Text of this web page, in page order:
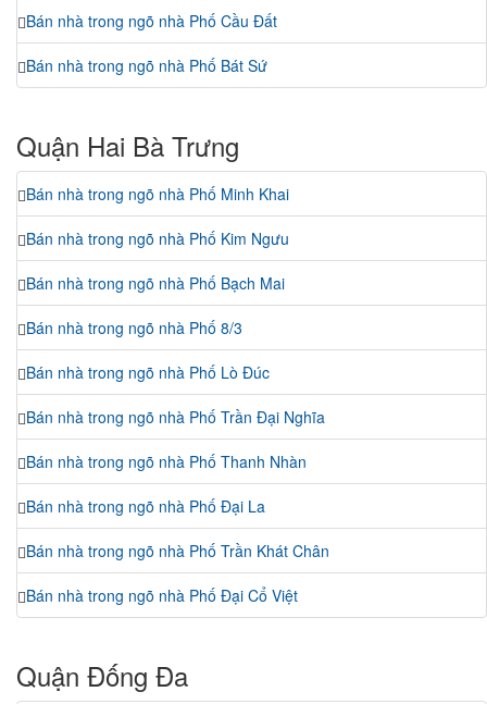
Bán nhà trong ngõ nhà Phố Cầu Đất
Bán nhà trong ngõ nhà Phố Bát Sứ
Quận Hai Bà Trưng
Bán nhà trong ngõ nhà Phố Minh Khai
Bán nhà trong ngõ nhà Phố Kim Ngưu
Bán nhà trong ngõ nhà Phố Bạch Mai
Bán nhà trong ngõ nhà Phố 8/3
Bán nhà trong ngõ nhà Phố Lò Đúc
Bán nhà trong ngõ nhà Phố Trần Đại Nghĩa
Bán nhà trong ngõ nhà Phố Thanh Nhàn
Bán nhà trong ngõ nhà Phố Đại La
Bán nhà trong ngõ nhà Phố Trần Khát Chân
Bán nhà trong ngõ nhà Phố Đại Cổ Việt
Quận Đống Đa